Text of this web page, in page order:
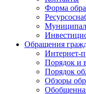
Форма
Обращения
Интернет-
Порядок и
Порядок
Обзоры